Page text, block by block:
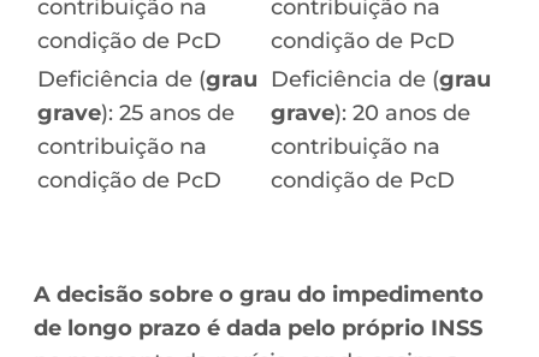
contribuição na
condição de PcD
contribuição na
condição de PcD
Deficiência de (grau
grave): 25 anos de
contribuição na
condição de PcD
Deficiência de (grau
grave): 20 anos de
contribuição na
condição de PcD
A decisão sobre o grau do impedimento
de longo prazo é dada pelo próprio INSS